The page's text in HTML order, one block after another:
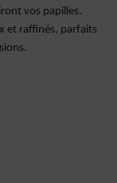
vos papilles.
et raffinés, parfaits